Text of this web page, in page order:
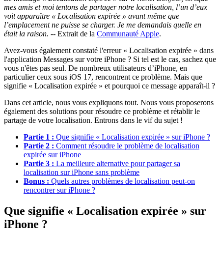
mes amis et moi tentons de partager notre localisation, l’un d’eux
voit apparaître « Localisation expirée » avant même que
l’emplacement ne puisse se charger. Je me demandais quelle en
était la raison. -- Extrait de la Communauté Apple.
Avez-vous également constaté l'erreur « Localisation expirée » dans
l'application Messages sur votre iPhone ? Si tel est le cas, sachez que
vous n'êtes pas seul. De nombreux utilisateurs d’iPhone, en
particulier ceux sous iOS 17, rencontrent ce problème. Mais que
signifie « Localisation expirée » et pourquoi ce message apparaît-il ?
Dans cet article, nous vous expliquons tout. Nous vous proposerons
également des solutions pour résoudre ce problème et rétablir le
partage de votre localisation. Entrons dans le vif du sujet !
Partie 1 : Que signifie « Localisation expirée » sur iPhone ?
Partie 2 : Comment résoudre le problème de localisation
expirée sur iPhone
Partie 3 : La meilleure alternative pour partager sa
localisation sur iPhone sans problème
Bonus : Quels autres problèmes de localisation peut-on
rencontrer sur iPhone ?
Que signifie « Localisation expirée » sur
iPhone ?